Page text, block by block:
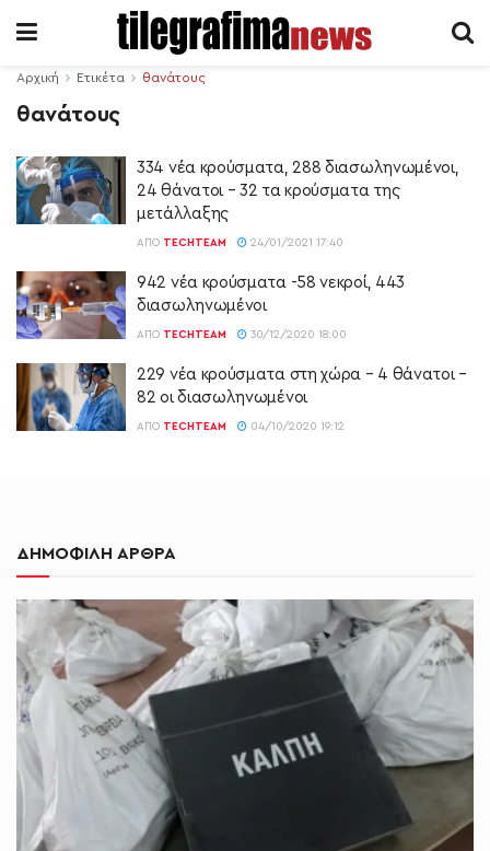
Αρχική Ετικέτα θανάτους
θανάτους
334 νέα κρούσματα, 288 διασωληνωμένοι,
24 θάνατοι – 32 τα κρούσματα της
μετάλλαξης
ΑΠΌ TECHTEAM 24/01/2021 17:40
942 νέα κρούσματα -58 νεκροί, 443
διασωληνωμένοι
ΑΠΌ TECHTEAM 30/12/2020 18:00
229 νέα κρούσματα στη χώρα – 4 θάνατοι –
82 οι διασωληνωμένοι
ΑΠΌ TECHTEAM 04/10/2020 19:12
ΔΗΜΟΦΙΛΗ ΑΡΘΡΑ